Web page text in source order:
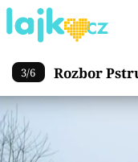
Trendy: KARLOS
SHOPAHOLICADEL
Rozbor
3/6 Rozbor